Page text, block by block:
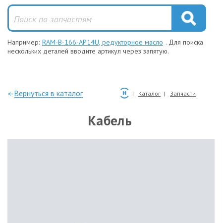
Например: RAM-B-166-AP14U, редукторное масло . Для поиска
нескольких деталей вводите артикул через запятую.
—Вернуться в каталог Каталог Запчасти
Кабель